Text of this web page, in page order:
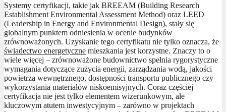
Systemy certyfikacji, takie jak BREEAM (Building Research
Establishment Environmental Assessment Method) oraz LEED
(Leadership in Energy and Environmental Design), stały się
globalnym punktem odniesienia w ocenie budynków
zrównoważonych. Uzyskanie tego certyfikatu nie tylko oznacza, że
świadectwo energetyczne mieszkania jest korzystne. Znaczy to o
wiele więcej – zrównoważone budownictwo spełnia rygorystyczne
wymagania dotyczące zużycia energii, zarządzania wodą, jakości
powietrza wewnętrznego, dostępności transportu publicznego czy
wykorzystania materiałów niskoemisyjnych. Coraz częściej
certyfikacja nie jest tylko elementem wizerunkowym, ale
kluczowym atutem inwestycyjnym – zarówno w projektach